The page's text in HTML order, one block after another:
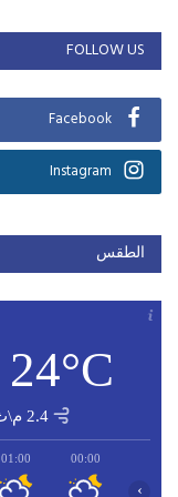
FOLLOW US
Facebook
Instagram
الطقس
24°C
2.4 م\ث
00:00
01:00
›